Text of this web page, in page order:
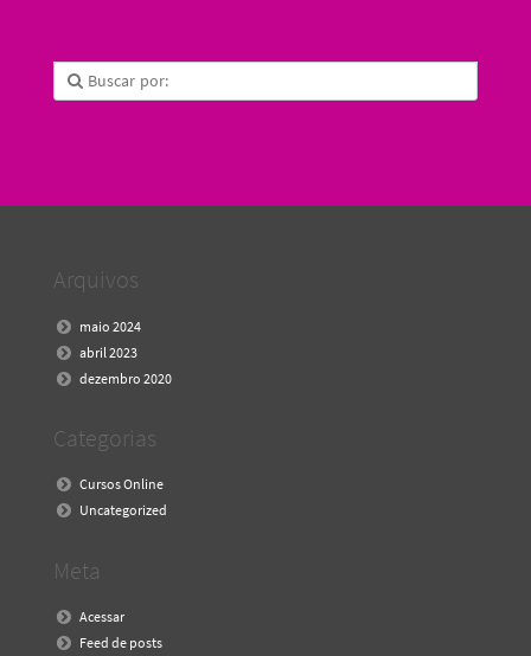
Arquivos
maio 2024
abril 2023
dezembro 2020
Categorias
Cursos Online
Uncategorized
Meta
Acessar
Feed de posts